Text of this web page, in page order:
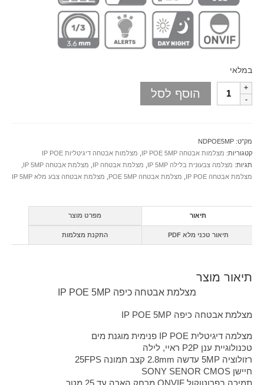
במלאי
הוסף לסל
מק"ט: NDPOE5MP
קטגוריות: מצלמות אבטחה IP POE 5MP
מצלמות אבטחה דיגיטליות IP POE
תגיות: מצלמה צבעונית בלילה IP 5MP מצלמת אבטחה IP מצלמת אבטחה IP 5MP
מצלמת אבטחה IP POE
מצלמת אבטחה POE 5MP מצלמת אבטחה צבע מלא IP 5MP
תיאור מפרט מוצר
תיאור טכני מלא PDF התקנת מצלמות
תיאור מוצר
מצלמת אבטחה כיפה IP POE 5MP
מצלמת אבטחה כיפה IP POE 5MP
מצלמה דיגיטלית IP POE פנימית מוגנת מים
טכנולוגיית ענן P2P ראיי, לילה
רזולוציה 5MP עדשה 2.8mm קצב תמונה 25FPS
חיישן SONY SENOR CMOS